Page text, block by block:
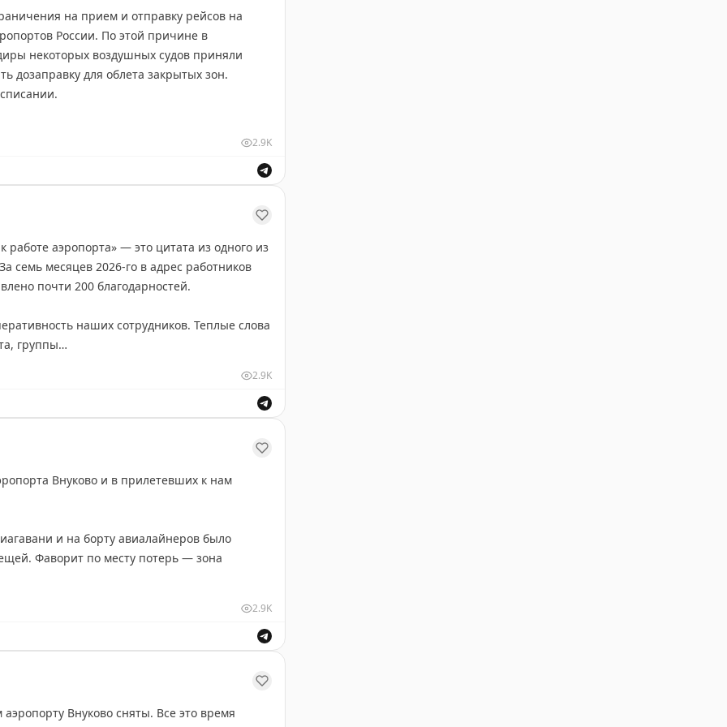
готовы помочь сотрудники нашей
круглосуточно.
система кондиционирования работает
на прием и отправку рейсов на
России. По этой причине в
некоторых воздушных судов приняли
дозаправку для облета закрытых зон.
информируют авиакомпании.
2.9K
аэропорта» — это цитата из одного из
семь месяцев 2026-го в адрес работников
почти 200 благодарностей.
наших сотрудников. Теплые слова
группы
матери и ребенка и других подразделений.
Заполнить форму обратной связи можно
улучшения функционала авиагавани и
2.9K
Внуково и в прилетевших к нам
и на борту авиалайнеров было
Фаворит по месту потерь — зона
кепки, телефоны, куртки, ключи, кольца,
коньки, наручники, удочка, шезлонг,
и шлем.
2.9K
Внуково сняты. Все это время